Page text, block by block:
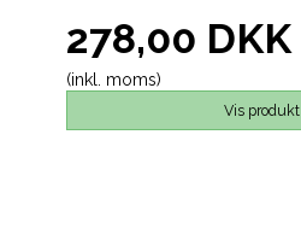
278,00 DKK
(inkl. moms)
Vis produkt